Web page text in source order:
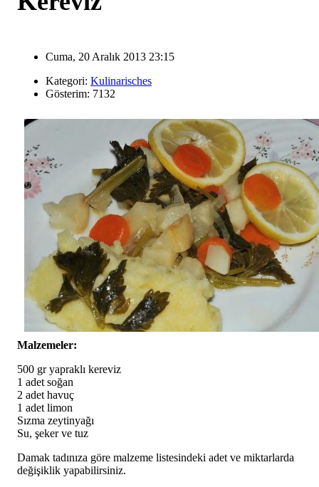
Cuma, 20 Aralık 2013 23:15
Kategori: Kulinarisches
Gösterim: 7132
Malzemeler:
500 gr yapraklı kereviz
1 adet soğan
2 adet havuç
1 adet limon
Sızma zeytinyağı
Su, şeker ve tuz
Damak tadınıza göre malzeme listesindeki adet ve miktarlarda
değişiklik yapabilirsiniz.